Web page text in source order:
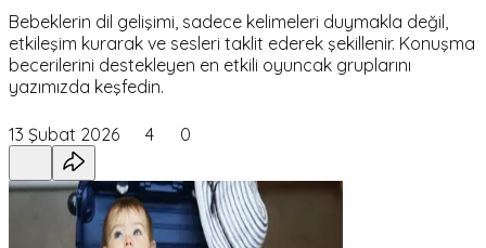
Bebeklerin dil gelişimi, sadece kelimeleri duymakla değil,
etkileşim kurarak ve sesleri taklit ederek şekillenir. Konuşma
becerilerini destekleyen en etkili oyuncak gruplarını
yazımızda keşfedin.
13 Şubat 2026 4 0